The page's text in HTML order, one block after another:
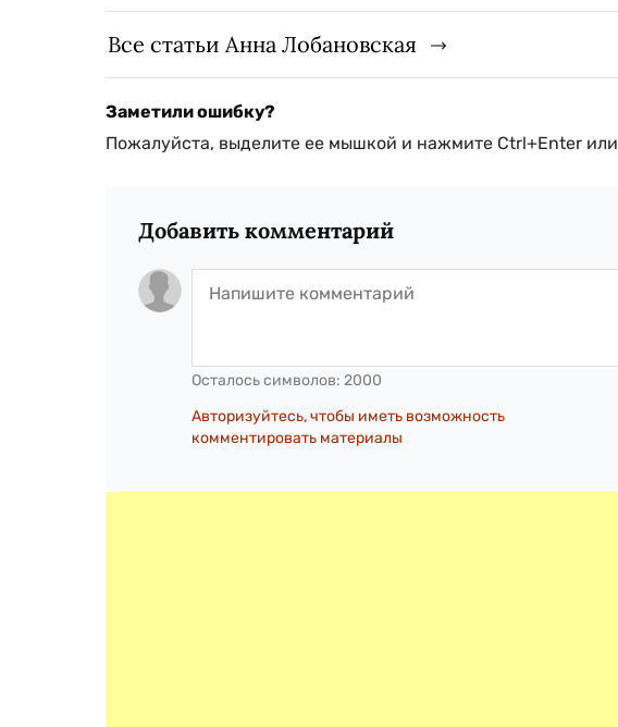
Все статьи Анна Лобановская
Заметили ошибку?
Пожалуйста, выделите ее мышкой и нажмите Ctrl+Enter или
Добавить комментарий
Осталось символов: 2000
Авторизуйтесь, чтобы иметь возможность
комментировать материалы